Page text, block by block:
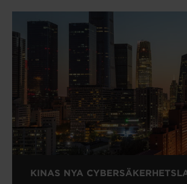
KINAS NYA